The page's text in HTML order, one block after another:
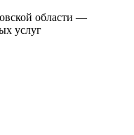
области —
услуг